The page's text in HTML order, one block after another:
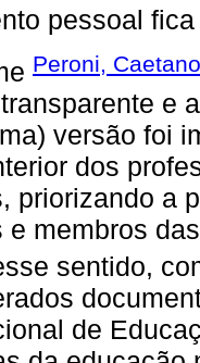
pessoal
Peroni,
e
versão foi
dos
priorizando a
e membros
sentido,
de